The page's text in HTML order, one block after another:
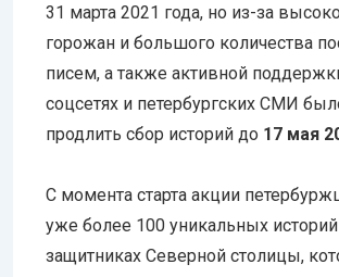
31 марта 2021 года, но из-за
горожан и большого количества
писем, а также активной
соцсетях и петербургских СМИ
продлить сбор историй до 17 мая
С момента старта акции
уже более 100 уникальных
защитниках Северной столицы,